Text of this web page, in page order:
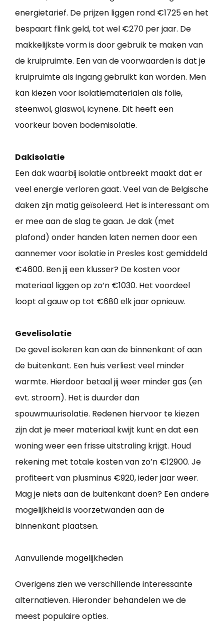
energietarief. De prijzen liggen rond €1725 en het
bespaart flink geld, tot wel €270 per jaar. De
makkelijkste vorm is door gebruik te maken van
de kruipruimte. Een van de voorwaarden is dat je
kruipruimte als ingang gebruikt kan worden. Men
kan kiezen voor isolatiematerialen als folie,
steenwol, glaswol, icynene. Dit heeft een
voorkeur boven bodemisolatie.
Dakisolatie
Een dak waarbij isolatie ontbreekt maakt dat er
veel energie verloren gaat. Veel van de Belgische
daken zijn matig geïsoleerd. Het is interessant om
er mee aan de slag te gaan. Je dak (met
plafond) onder handen laten nemen door een
aannemer voor isolatie in Presles kost gemiddeld
€4600. Ben jij een klusser? De kosten voor
materiaal liggen op zo’n €1030. Het voordeel
loopt al gauw op tot €680 elk jaar opnieuw.
Gevelisolatie
De gevel isoleren kan aan de binnenkant of aan
de buitenkant. Een huis verliest veel minder
warmte. Hierdoor betaal jij weer minder gas (en
evt. stroom). Het is duurder dan
spouwmuurisolatie. Redenen hiervoor te kiezen
zijn dat je meer materiaal kwijt kunt en dat een
woning weer een frisse uitstraling krijgt. Houd
rekening met totale kosten van zo’n €12900. Je
profiteert van plusminus €920, ieder jaar weer.
Mag je niets aan de buitenkant doen? Een andere
mogelijkheid is voorzetwanden aan de
binnenkant plaatsen.
Aanvullende mogelijkheden
Overigens zien we verschillende interessante
alternatieven. Hieronder behandelen we de
meest populaire opties.